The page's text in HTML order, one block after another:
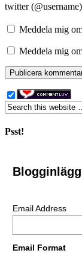
twitter (@username)
Meddela mig
Meddela mig
Psst!
Email Address
Email Format